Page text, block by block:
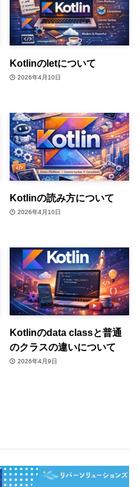
Kotlinのletについて
2026年4月10日
Kotlinの読み方について
2026年4月10日
Kotlinのdata classと普通
のクラスの違いについて
2026年4月9日